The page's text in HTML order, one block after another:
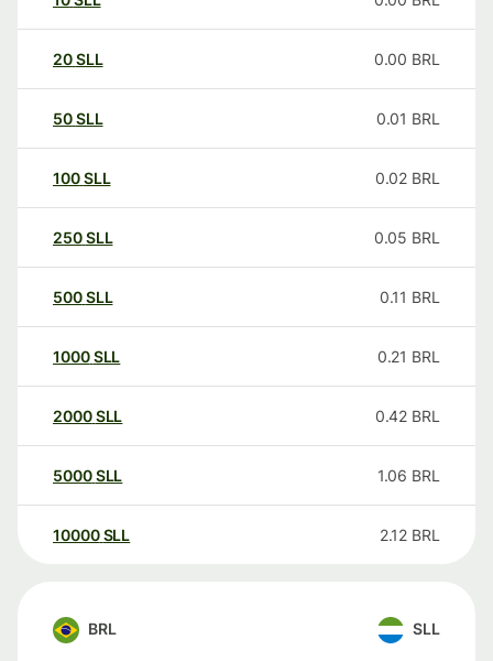
20SLL 0.00 BRL
50SLL 0.01 BRL
100SLL 0.02 BRL
250SLL 0.05 BRL
500SLL 0.11 BRL
1000SLL 0.21 BRL
2000SLL 0.42 BRL
5000SLL 1.06 BRL
10000 SLL 2.12 BRL
BRL SLL